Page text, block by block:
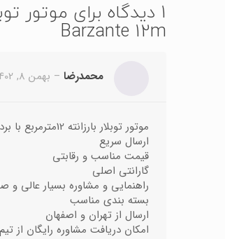
1 دیدگاه برای
Barzante 12m
محمدرضا – بهمن 8, 1402
موتور توبلار بارزانته 12مترمربع با برد، موتور کرکره برقی توبلار Barzante 12m
ارسال سریع
قیمت مناسب و رقابتی
گارانتی اصلی
راهنمایی و مشاوره بسیار عالی
بسته بندی مناسب
ارسال از تهران و اصفهان
امکان دریافت مشاوره رایگان از